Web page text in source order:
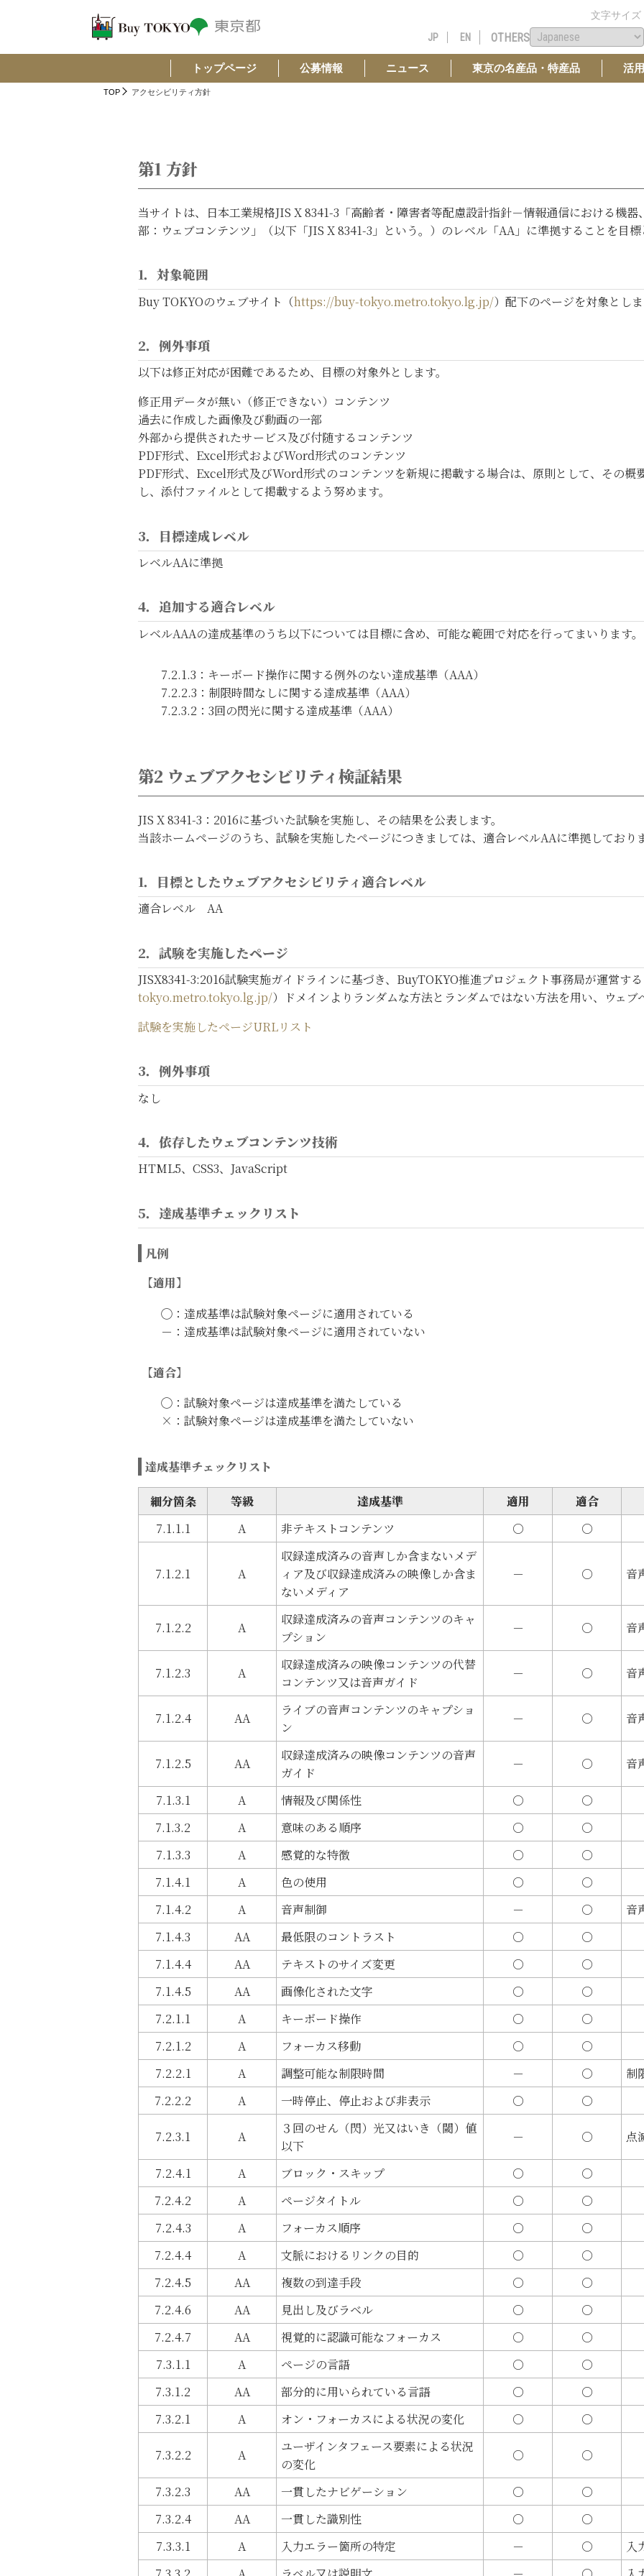
文字サイズ
JP
EN OTHERS
トップページ 公募情報 ニュース 東京の名産品・特産品 活
TOP アクセシビリティ方針
第1 方針
当サイトは、日本工業規格JIS X 8341-3「高齢者・障害者等配慮設計指針－情報通信における機
部：ウェブコンテンツ」（以下「JIS X 8341-3」という。）のレベル「AA」に準拠することを目
1．対象範囲
Buy TOKYOのウェブサイト（https://buy-tokyo.metro.tokyo.lg.jp/）配下のページを対象とし
2．例外事項
以下は修正対応が困難であるため、目標の対象外とします。
修正用データが無い（修正できない）コンテンツ
過去に作成した画像及び動画の一部
外部から提供されたサービス及び付随するコンテンツ
PDF形式、Excel形式およびWord形式のコンテンツ
PDF形式、Excel形式及びWord形式のコンテンツを新規に掲載する場合は、原則として、その概
し、添付ファイルとして掲載するよう努めます。
3．目標達成レベル
レベルAAに準拠
4．追加する適合レベル
レベルAAAの達成基準のうち以下については目標に含め、可能な範囲で対応を行ってまいります。
7.2.1.3：キーボード操作に関する例外のない達成基準（AAA）
7.2.2.3：制限時間なしに関する達成基準（AAA）
7.2.3.2：3回の閃光に関する達成基準（AAA）
第2 ウェブアクセシビリティ検証結果
JIS X 8341-3：2016に基づいた試験を実施し、その結果を公表します。
当該ホームページのうち、試験を実施したページにつきましては、適合レベルAAに準拠しており
1．目標としたウェブアクセシビリティ適合レベル
適合レベル AA
2．試験を実施したページ
JISX8341-3:2016試験実施ガイドラインに基づき、BuyTOKYO推進プロジェクト事務局が運営す
tokyo.metro.tokyo.lg.jp/）ドメインよりランダムな方法とランダムではない方法を用い、ウェ
試験を実施したページURLリスト
3．例外事項
なし
4．依存したウェブコンテンツ技術
HTML5、CSS3、JavaScript
5．達成基準チェックリスト
凡例
【適用】
◯：達成基準は試験対象ページに適用されている
－：達成基準は試験対象ページに適用されていない
【適合】
◯：試験対象ページは達成基準を満たしている
×：試験対象ページは達成基準を満たしていない
達成基準チェックリスト
細分箇条 等級 達成基準 適用
適合
7.1.1.1
A 非テキストコンテンツ ○ ○
7.1.2.1 A
収録達成済みの音声しか含まないメデ
ィア及び収録達成済みの映像しか含ま
ないメディア
－ ○ 音
7.1.2.2 A
収録達成済みの音声コンテンツのキャ
プション
－ ○ 音
7.1.2.3 A
収録達成済みの映像コンテンツの代替
コンテンツ又は音声ガイド
－ ○ 音
7.1.2.4 AA
ライブの音声コンテンツのキャプショ
ン
－ ○ 音
7.1.2.5 AA
収録達成済みの映像コンテンツの音声
ガイド
－ ○ 音
7.1.3.1 A 情報及び関係性 ○
○
7.1.3.2
A 意味のある順序 ○
○
7.1.3.3
A 感覚的な特徴 ○
○
7.1.4.1
A 色の使用 ○
○
7.1.4.2
A 音声制御 － ○
音
7.1.4.3
AA 最低限のコントラスト ○
○
7.1.4.4
AA テキストのサイズ変更 ○
○
7.1.4.5
AA 画像化された文字 ○
○
7.2.1.1
A キーボード操作 ○
○
7.2.1.2
A フォーカス移動 ○
○
7.2.2.1
A 調整可能な制限時間 － ○
制
7.2.2.2
A 一時停止、停止および非表示 ○ ○
7.2.3.1 A
３回のせん（閃）光又はいき（閾）値
以下
－ ○ 点
7.2.4.1 A ブロック・スキップ ○
○
7.2.4.2
A ページタイトル ○
○
7.2.4.3
A フォーカス順序 ○
○
7.2.4.4
A 文脈におけるリンクの目的 ○
○
7.2.4.5
AA 複数の到達手段 ○
○
7.2.4.6
AA 見出し及びラベル ○
○
7.2.4.7
AA 視覚的に認識可能なフォーカス ○
○
7.3.1.1
A ページの言語 ○
○
7.3.1.2
AA 部分的に用いられている言語 ○
○
7.3.2.1
A オン・フォーカスによる状況の変化 ○ ○
7.3.2.2 A
ユーザインタフェース要素による状況
の変化
○ ○
7.3.2.3 AA 一貫したナビゲーション ○
○
7.3.2.4
AA 一貫した識別性 ○
○
7.3.3.1
A 入力エラー箇所の特定 － ○
入